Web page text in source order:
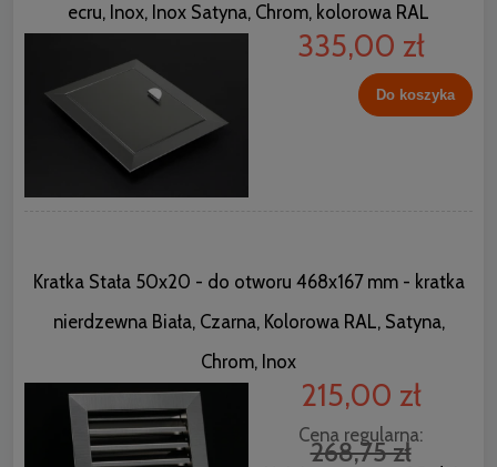
ecru, Inox, Inox Satyna, Chrom, kolorowa RAL
335,00 zł
Do koszyka
Kratka Stała 50x20 - do otworu 468x167 mm - kratka
nierdzewna Biała, Czarna, Kolorowa RAL, Satyna,
Chrom, Inox
215,00 zł
Cena regularna:
268,75 zł